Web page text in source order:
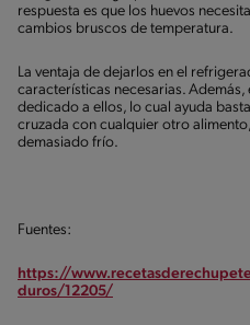
respuesta es que los huevos
cambios bruscos de temperatura.
La ventaja de dejarlos en el
características necesarias.
dedicado a ellos, lo cual ayuda
cruzada con cualquier otro
demasiado frío.
Fuentes:
https://
duros/12205/